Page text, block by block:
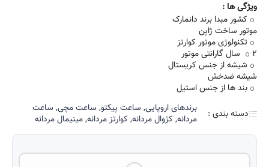
ویژگی ها :
کشور مبدا برند دانمارک
موتور ساخت ژاپن
تکنولوژی موتور کوارتز
2 سال گارانتی موتور
شیشه از جنس کریستال
شیشه ضدخش
بند ها از جنس استیل
دسته بندی :
برند‌های اروپایی, ساعت پیکتو, ساعت مچی, ساعت
مردانه, کژوال مردانه, کوارتز مردانه,مینیمال مردانه